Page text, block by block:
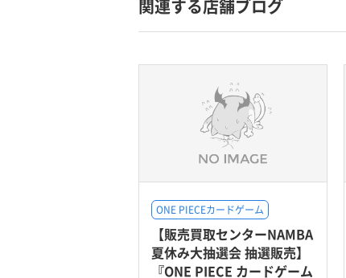
関連する店舗ブログ
ONE PIECEカードゲーム
【販売買取センターNAMBA
夏休み大抽選会 抽選販売】
『ONE PIECE カードゲーム